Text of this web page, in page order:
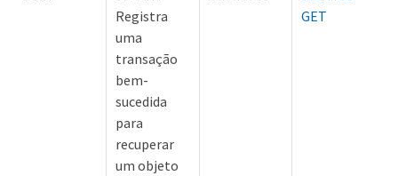
Registra
uma
transação
bem-
sucedida
para
recuperar
um objeto
GET